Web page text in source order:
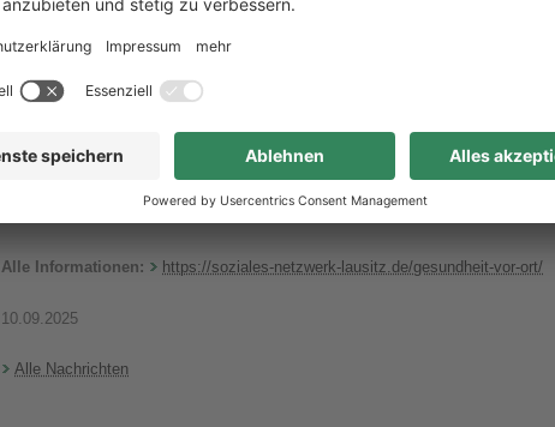
Görlitzin die vierte Runde geht. Nachgegangen wird der Frage: Was macht
zusammengestellt. So können sich die Besucher auf Einblicke aus
Wissenschaft und Alltag zu der Frage freuen, was eigentlich Glück ist. In
Fachvorträgen und Impulsen geht es außerdem um Themen wie soziale
Wege zum Glück und die Frage, wie Mensch in diesen Zeiten seine eigene
Resilienz stärkt. Der 4. Glückskongress am 26. September 2025 verbindet die
Themen Lebensfreude und seelische Gesundheit und lädt zum gemeinsamen
Alle Informationen: https://soziales-netzwerk-lausitz.de/gesundheit-vor-ort/
10.09.2025
Alle Nachrichten